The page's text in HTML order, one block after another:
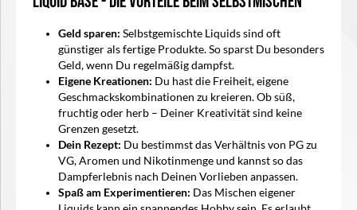
Geld sparen: Selbstgemischte Liquids sind oft
günstiger als fertige Produkte. So sparst Du besonders
Geld, wenn Du regelmäßig dampfst.
Eigene Kreationen: Du hast die Freiheit, eigene
Geschmackskombinationen zu kreieren. Ob süß,
fruchtig oder herb – Deiner Kreativität sind keine
Grenzen gesetzt.
Dein Rezept: Du bestimmst das Verhältnis von PG zu
VG, Aromen und Nikotinmenge und kannst so das
Dampferlebnis nach Deinen Vorlieben anpassen.
Spaß am Experimentieren: Das Mischen eigener